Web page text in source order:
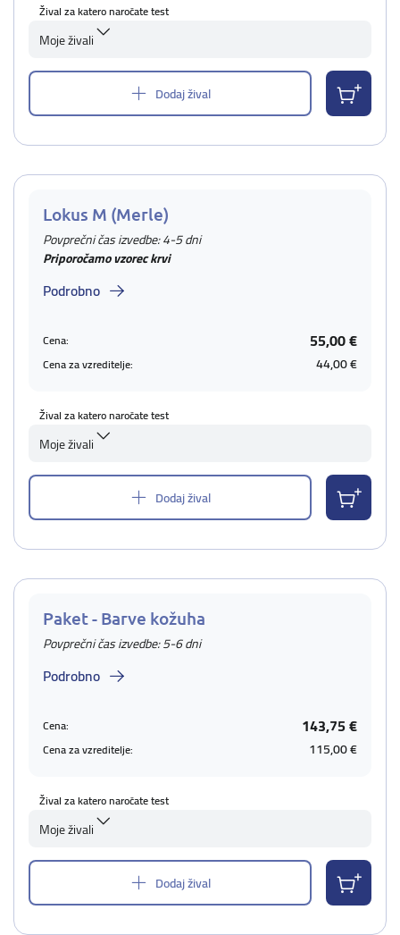
Žival za katero naročate test
Moje živali
Dodaj žival
Lokus M (Merle)
Povprečni čas izvedbe: 4-5 dni
Priporočamo vzorec krvi
Podrobno
Cena: 55,00 €
Cena za vzreditelje: 44,00 €
Žival za katero naročate test
Moje živali
Dodaj žival
Paket - Barve kožuha
Povprečni čas izvedbe: 5-6 dni
Podrobno
Cena: 143,75 €
Cena za vzreditelje: 115,00 €
Žival za katero naročate test
Moje živali
Dodaj žival